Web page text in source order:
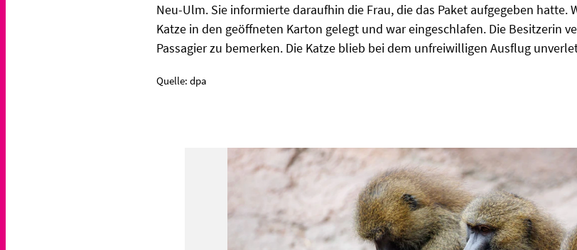
Neu-Ulm. Sie informierte daraufhin die Frau, die das Paket aufgegeben hatte.
Katze in den geöffneten Karton gelegt und war eingeschlafen. Die Besitzerin
Passagier zu bemerken. Die Katze blieb bei dem unfreiwilligen Ausflug
Quelle: dpa